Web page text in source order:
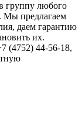
группу любого
Мы предлагаем
даем гарантию
их.
(4752) 44-56-18,